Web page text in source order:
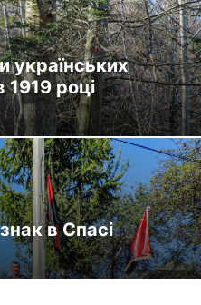
українських
1919 році
в Спасі